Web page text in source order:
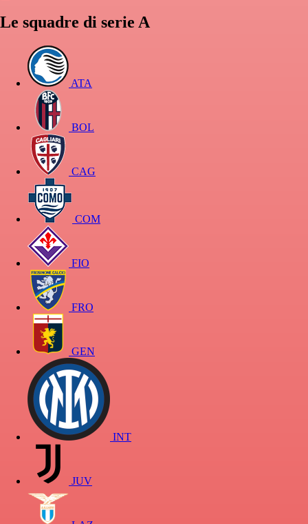
Le squadre di serie A
ATA
BOL
CAG
COM
FIO
FRO
GEN
INT
JUV